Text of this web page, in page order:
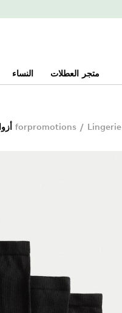
متجر العطلات النساء
forpromotions / Lingerie